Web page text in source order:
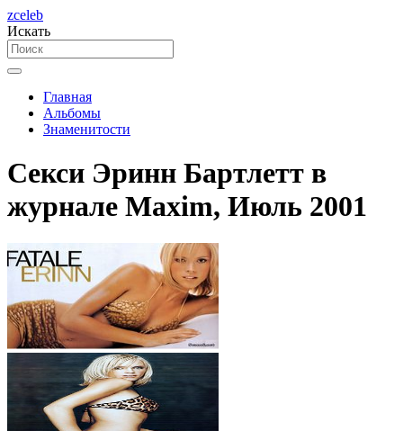
zceleb
Искать
Главная
Альбомы
Знаменитости
Секси Эринн Бартлетт в
журнале Maxim, Июль 2001